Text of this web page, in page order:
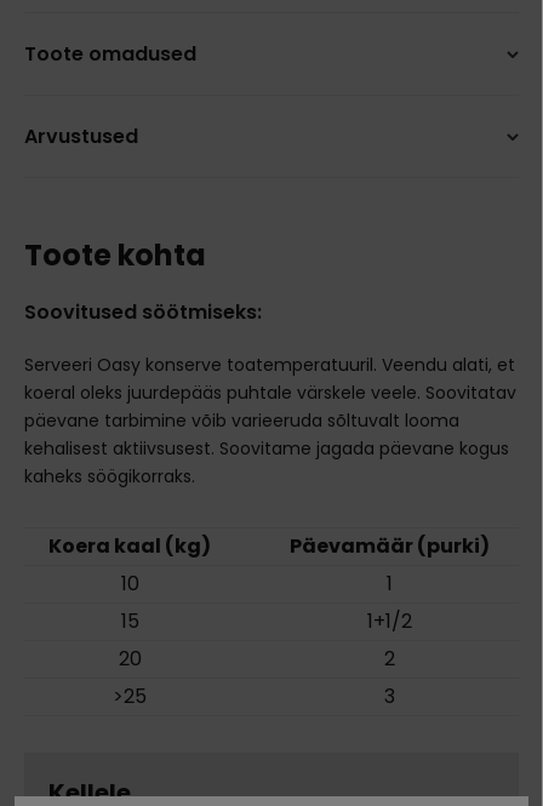
Toote omadused
Arvustused
Toote kohta
Soovitused söötmiseks:
Serveeri Oasy konserve toatemperatuuril. Veendu alati, et
koeral oleks juurdepääs puhtale värskele veele. Soovitatav
päevane tarbimine võib varieeruda sõltuvalt looma
kehalisest aktiivsusest. Soovitame jagada päevane kogus
kaheks söögikorraks.
Koera kaal (kg)
Päevamäär (purki)
10
1
15
1+1/2
20
2
>25
3
Kellele